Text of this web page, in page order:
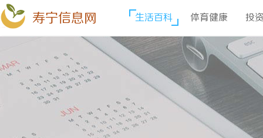
寿宁信息网 生活百科 体育健康 投